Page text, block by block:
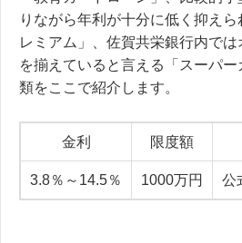
りながら年利が十分に低く抑え
レミアム」、佐賀共栄銀行内で
を揃えていると言える「スーパ
類をここで紹介します。
金利 限度額
3.8％～14.5％ 1000万円 公